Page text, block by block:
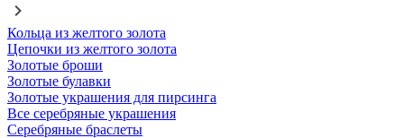
Кольца из желтого золота
Цепочки из желтого золота
Золотые броши
Золотые булавки
Золотые украшения для пирсинга
Все серебряные украшения
Серебряные браслеты